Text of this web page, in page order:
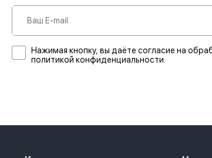
Нажимая кнопку, вы даёте согласие на
политикой конфиденциальности.